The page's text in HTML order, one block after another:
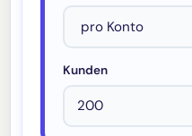
Kunden